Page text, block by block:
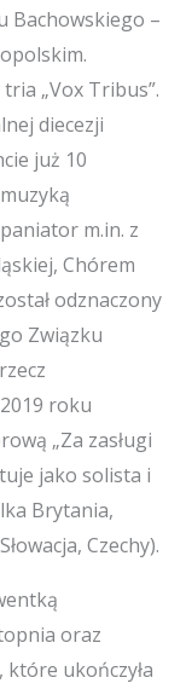
Bachowskiego –
tria „Vox Tribus”.
diecezji
już 10
m.in. z
Chórem
odznaczony
Związku
roku
„Za zasługi
jako solista i
Brytania,
Czechy).
oraz
które ukończyła